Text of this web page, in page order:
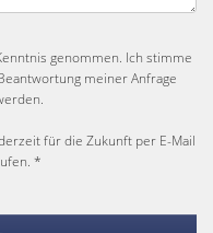
genommen. Ich stimme
meiner Anfrage
für die Zukunft per E-Mail
*